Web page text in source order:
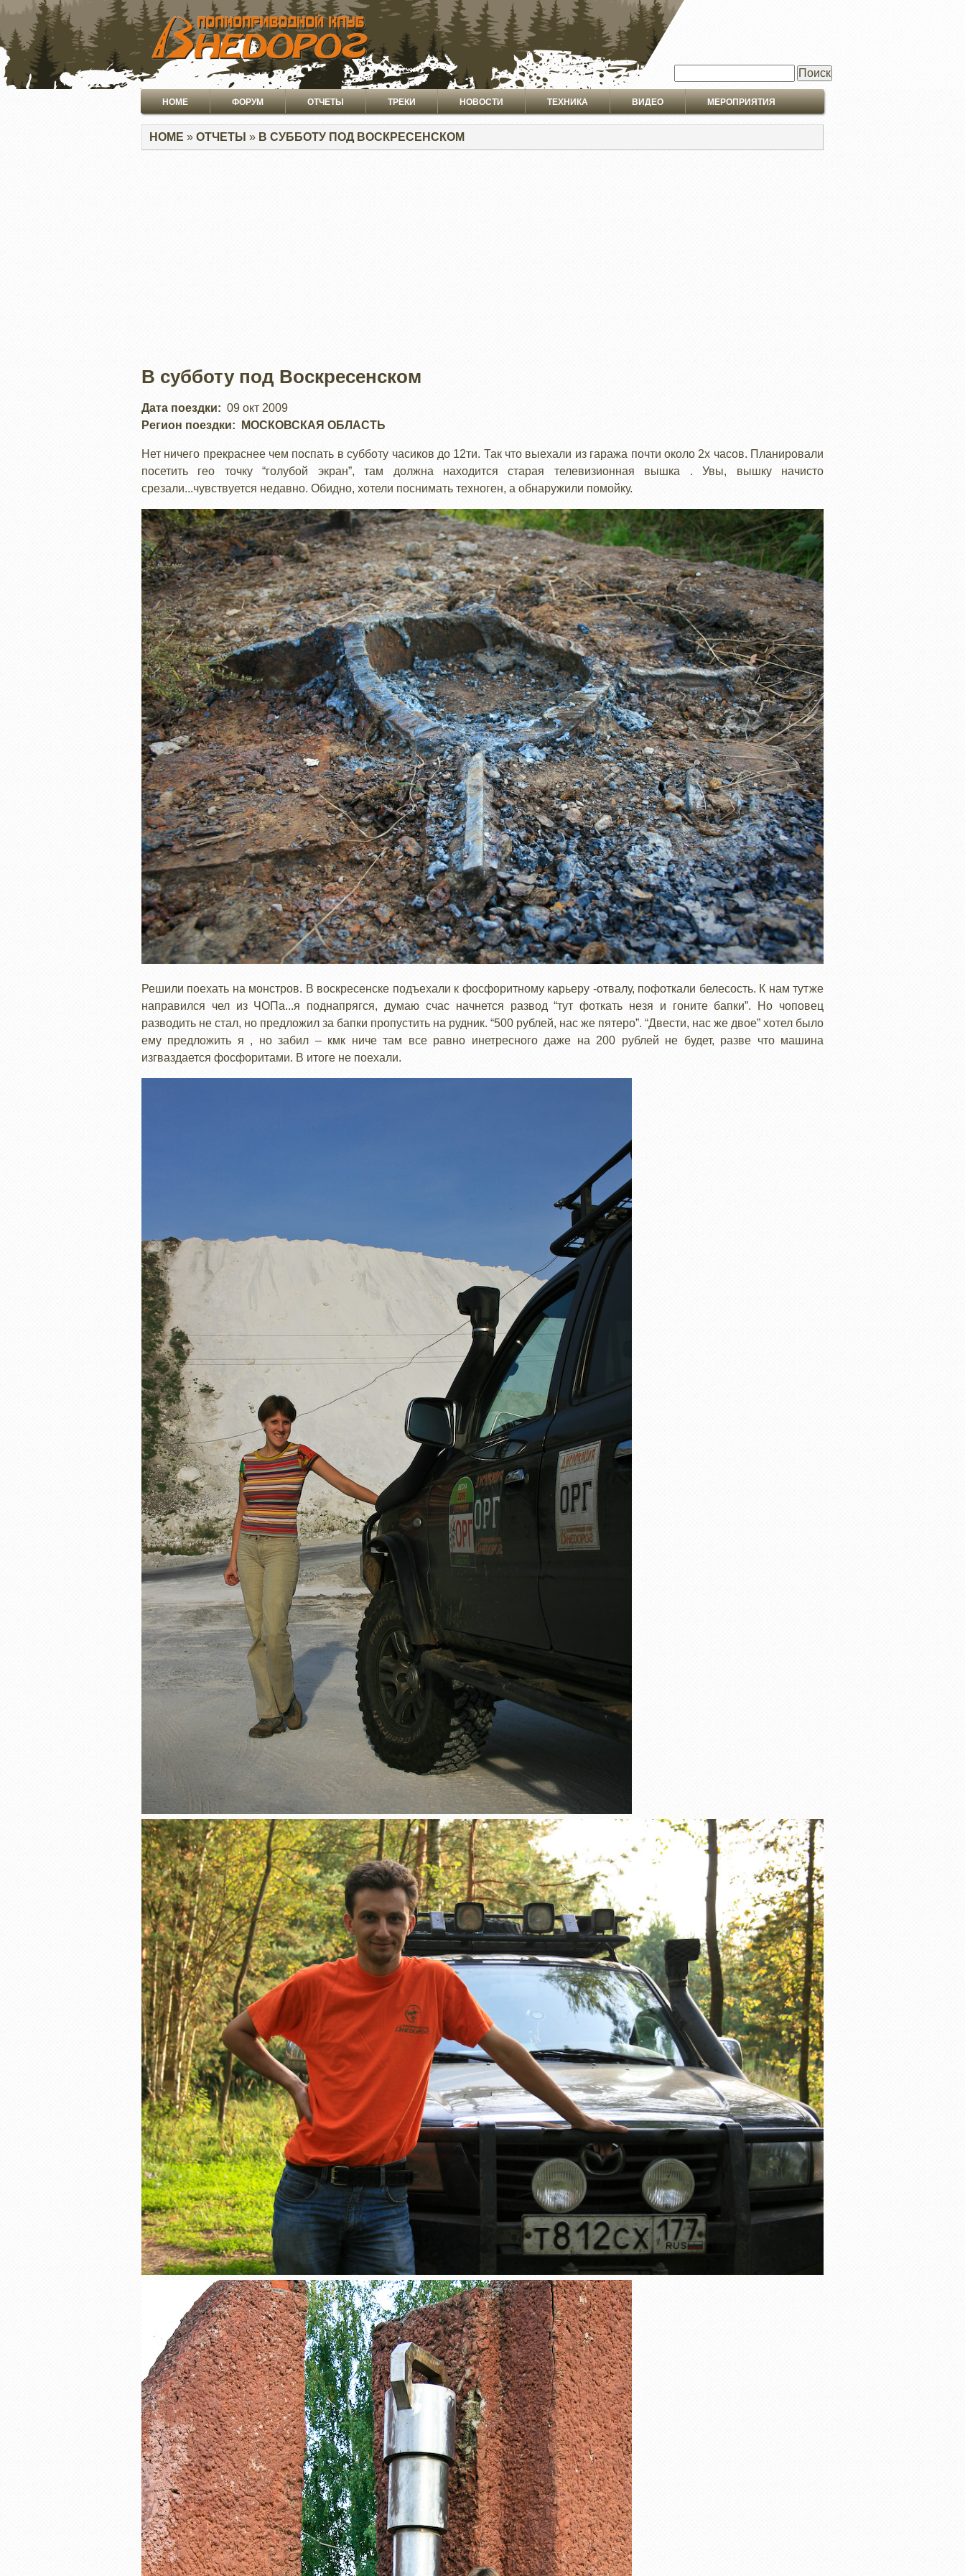
ПЕРЕЙТИ
ОСНОВНОМУ
СОДЕРЖАНИЮ
Основная
навигация
HOME ФОРУМ ОТЧЕТЫ ТРЕКИ НОВОСТИ ТЕХНИКА ВИДЕО МЕРОПРИЯТИЯ
Строка
навигации
HOME ОТЧЕТЫ В СУББОТУ ПОД ВОСКРЕСЕНСКОМ
В субботу под Воскресенском
Дата поездки
09 окт 2009
Регион поездки
МОСКОВСКАЯ ОБЛАСТЬ
Нет ничего прекраснее чем поспать в субботу часиков до 12ти. Так что выехали из гаража почти около 2х часов. Планировали
посетить гео точку “голубой экран”, там должна находится старая телевизионная вышка . Увы, вышку начисто
срезали...чувствуется недавно. Обидно, хотели поснимать техноген, а обнаружили помойку.
Решили поехать на монстров. В воскресенске подъехали к фосфоритному карьеру -отвалу, пофоткали белесость. К нам тутже
направился чел из ЧОПа...я поднапрягся, думаю счас начнется развод “тут фоткать незя и гоните бапки”. Но чоповец
разводить не стал, но предложил за бапки пропустить на рудник. “500 рублей, нас же пятеро”. “Двести, нас же двое” хотел было
ему предложить я , но забил – кмк ниче там все равно инетресного даже на 200 рублей не будет, разве что машина
изгваздается фосфоритами. В итоге не поехали.